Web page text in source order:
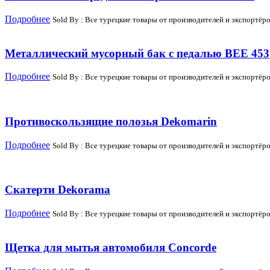
Подробнее Sold By : Все турецкие товары от производителей и
Металлический мусорный бак с педалью BEE 453
Подробнее Sold By : Все турецкие товары от производителей и
Противоскользящие полозья Dekomarin
Подробнее Sold By : Все турецкие товары от производителей и
Скатерти Dekorama
Подробнее Sold By : Все турецкие товары от производителей и
Щетка для мытья автомобиля Concorde